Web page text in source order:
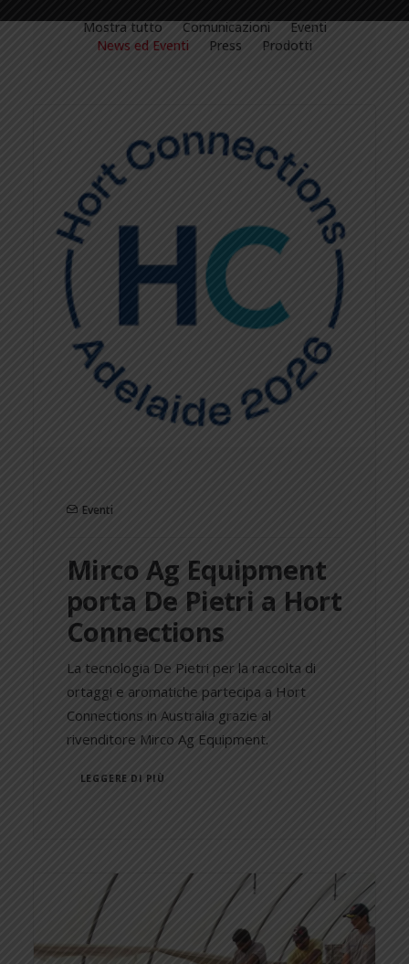
Mostra tutto Comunicazioni
Eventi
News ed Eventi
Press Prodotti
Eventi
Mirco Ag Equipment
porta De Pietri a Hort
Connections
La tecnologia De Pietri per la raccolta di
ortaggi e aromatiche partecipa a Hort
Connections in Australia grazie al
rivenditore Mirco Ag Equipment.
LEGGERE DI PIÙ